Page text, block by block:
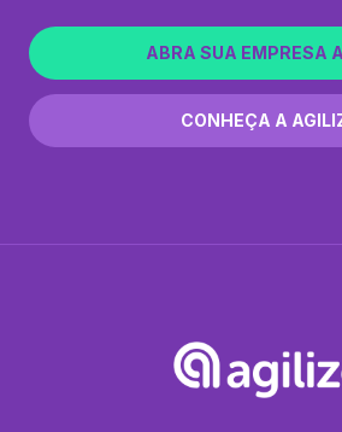
ABRA SUA EMPRESA
CONHEÇA A